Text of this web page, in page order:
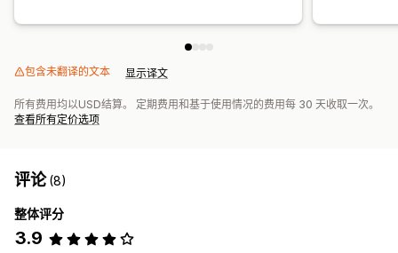
包含未翻译的文本 显示译文
所有费用均以USD结算。 定期费用和基于使用情况的费用每 30 天收取一次。
查看所有定价选项
评论(8)
整体评分
3.9